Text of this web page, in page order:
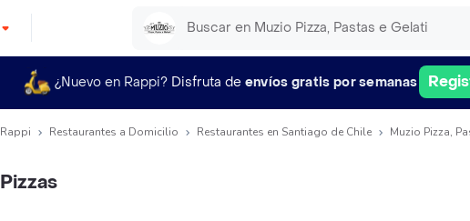
¿Nuevo en Rappi? Disfruta de envíos gratis por semanas
Rappi Restaurantes a Domicilio Restaurantes en Santiago de Chile Muzio Pizza,
Pizzas